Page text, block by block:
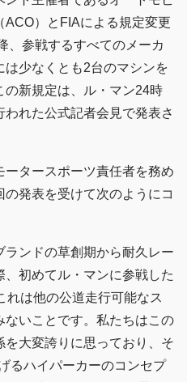
ACO）とFIAによる規定変更
、参戦するすべてのメーカ
少なくとも2台のマシンを
新規定は、ル・マン24時
れた公式記者会見で発表さ
タースポーツ責任者を務め
発表を受けて次のようにコ
ランドの草創期から耐久レー
初めてル・マンに参戦した
れは他の公道走行可能なス
いことです。私たちはこの
大変誇りに思っており、そ
るハイパーカーのコンセプ